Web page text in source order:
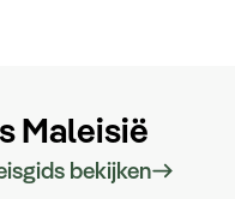
Maleisië
bekijken